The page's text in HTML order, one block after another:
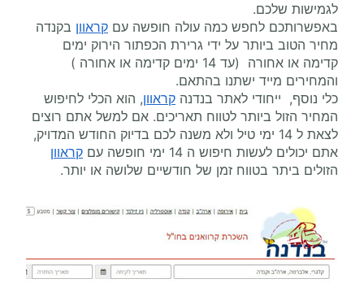
לגמישות שלכם.
באפשרותכם לחפש כמה עולה חופשה עם קראוון בקנדה
מחיר הטוב ביותר על ידי גרירת הכפתור הירוק ימים
קדימה או אחורה (עד 14 ימים קדימה או אחורה )
והמחירים מייד ישתנו בהתאם.
כלי נוסף, ייחודי לאתר בנדנה קראוון, הוא הכלי לחיפוש
המחיר הזול ביותר לטווח תאריכים. אם למשל אתם רוצים
לצאת ל 14 ימי טיל ולא משנה לכם בדיוק החודש המדויק,
אתם יכולים לעשות חיפוש ה 14 ימי חופשה עם
קראוון
הזולים ביתר בטווח זמן של חודשיים שלושה או יותר.